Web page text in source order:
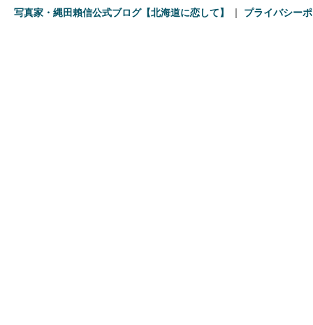
写真家・縄田賴信公式ブログ【北海道に恋して】 プライバシー